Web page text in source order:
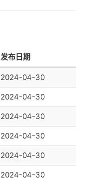
发布日期
2024-04-30
2024-04-30
2024-04-30
2024-04-30
2024-04-30
2024-04-30